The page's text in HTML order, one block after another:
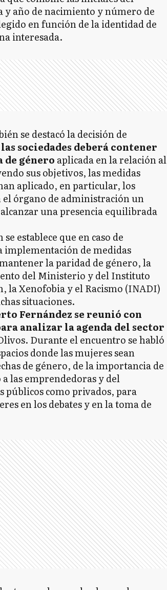
año de nacimiento y número de
en función de la identidad de
interesada.
se destacó la decisión de
sociedades deberá contener
género aplicada en la relación al
sus objetivos, las medidas
aplicado, en particular, los
órgano de administración un
una presencia equilibrada
establece que en caso de
de medidas
la paridad de género, la
del Ministerio y del Instituto
la Xenofobia y el Racismo (INADI)
situaciones.
Fernández se reunió con
analizar la agenda del sector
Durante el encuentro se habló
donde las mujeres sean
de género, de la importancia de
las emprendedoras y del
públicos como privados, para
en los debates y en la toma de